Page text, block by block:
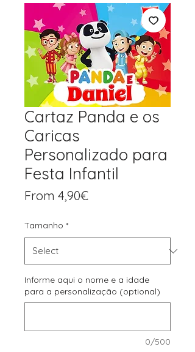
Cartaz Panda e os
Caricas
Personalizado para
Festa Infantil
From 4,90€Price
Tamanho *
Informe aqui o nome e a idade
para a personalização (optional)
0/500